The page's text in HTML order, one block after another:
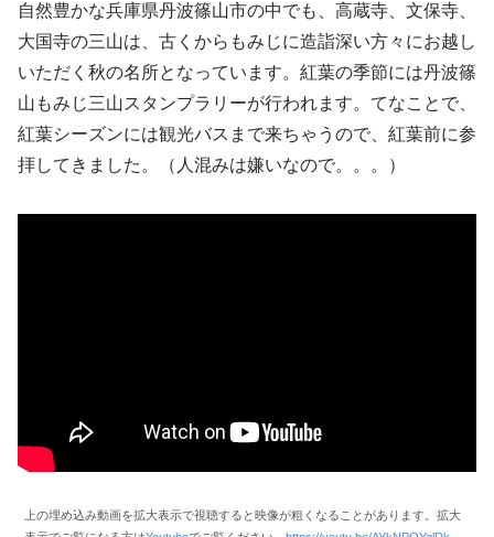
自然豊かな兵庫県丹波篠山市の中でも、高蔵寺、文保寺、
大国寺の三山は、古くからもみじに造詣深い方々にお越し
いただく秋の名所となっています。紅葉の季節には丹波篠
山もみじ三山スタンプラリーが行われます。てなことで、
紅葉シーズンには観光バスまで来ちゃうので、紅葉前に参
拝してきました。（人混みは嫌いなので。。。）
上の埋め込み動画を拡大表示で視聴すると映像が粗くなることがあります。拡大